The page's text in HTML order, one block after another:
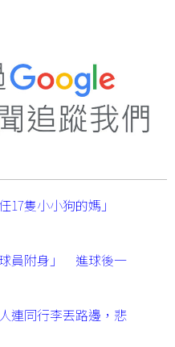
17隻小小狗的媽」
員附身」 進球後一
連同行李丟路邊，悲